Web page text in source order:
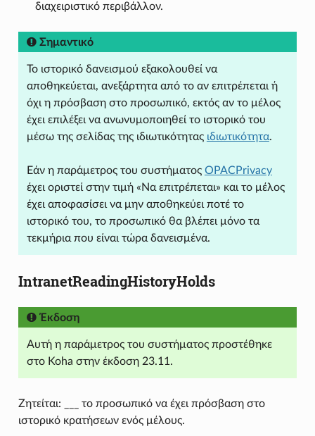
διαχειριστικό περιβάλλον.
Σημαντικό
Το ιστορικό δανεισμού εξακολουθεί να
αποθηκεύεται, ανεξάρτητα από το αν επιτρέπεται ή
όχι η πρόσβαση στο προσωπικό, εκτός αν το μέλος
έχει επιλέξει να ανωνυμοποιηθεί το ιστορικό του
μέσω της σελίδας της ιδιωτικότητας ιδιωτικότητα.
Εάν η παράμετρος του συστήματος OPACPrivacy
έχει οριστεί στην τιμή «Να επιτρέπεται» και το μέλος
έχει αποφασίσει να μην αποθηκεύει ποτέ το
ιστορικό του, το προσωπικό θα βλέπει μόνο τα
τεκμήρια που είναι τώρα δανεισμένα.
IntranetReadingHistoryHolds
Έκδοση
Αυτή η παράμετρος του συστήματος προστέθηκε
στο Koha στην έκδοση 23.11.
Ζητείται: ___ το προσωπικό να έχει πρόσβαση στο
ιστορικό κρατήσεων ενός μέλους.